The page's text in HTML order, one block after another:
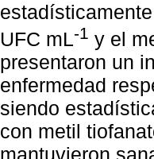
UFC mL-1 y el
presentaron un
enfermedad
siendo
con metil